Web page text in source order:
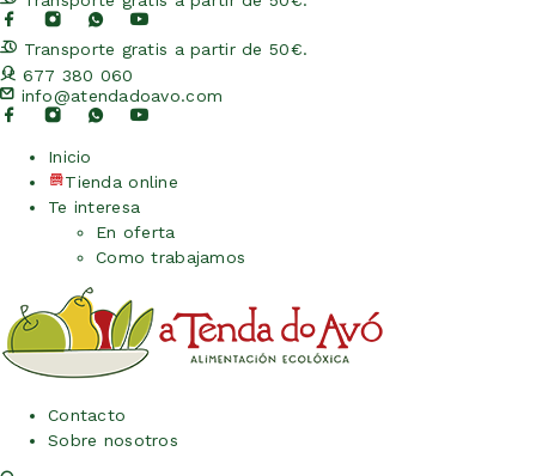
Transporte gratis a partir de 50€.
677 380 060
info@atendadoavo.com
Inicio
Tienda online
Te interesa
En oferta
Como trabajamos
Contacto
Sobre nosotros